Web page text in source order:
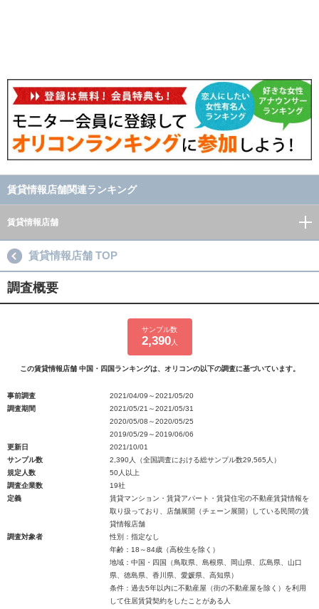
賃貸情報店舗関連ランキング
賃貸情報店舗
賃貸情報店舗 TOP
調査概要
サンプル数
2,390人
この賃貸情報店舗 中国・四国ランキングは、オリコンの以下の調査に基づいています。
事前調査
2021/04/09～2021/05/20
調査期間
2021/05/21～2021/05/31
2020/05/08～2020/05/25
2019/05/29～2019/06/06
更新日
2021/10/01
サンプル数
2,390人（全国調査における総サンプル数29,565人）
規定人数
50人以上
調査企業数
19社
定義
賃貸マンション・賃貸アパート・賃貸住宅の不動産賃貸情報を
取り扱っており、店舗展開（チェーン展開）している民間の賃
貸情報店舗
調査対象者
性別：指定なし
年齢：18～84歳（高校生を除く）
地域：中国・四国（鳥取県、島根県、岡山県、広島県、山口
県、徳島県、香川県、愛媛県、高知県）
条件：過去5年以内に不動産屋（街の不動産屋を除く）を利用
して住居賃貸契約をしたことがある人